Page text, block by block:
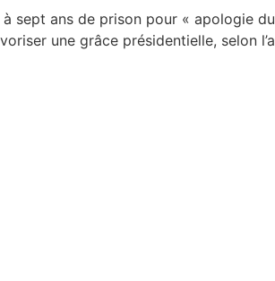
sept ans de prison pour « apologie
une grâce présidentielle, selon